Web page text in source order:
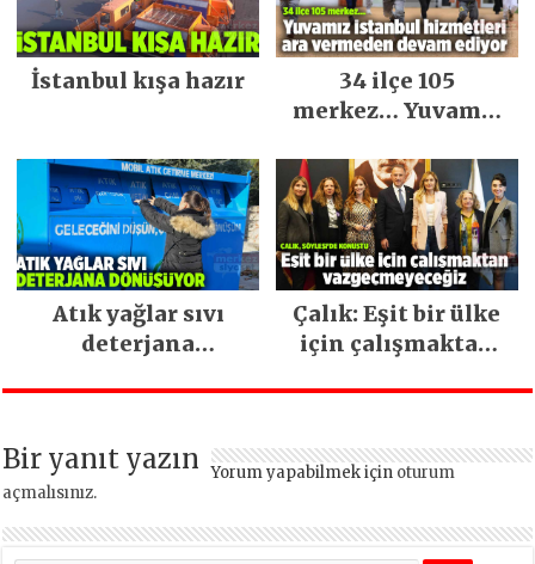
İstanbul kışa hazır
34 ilçe 105
merkez… Yuvamız
ara vermeden
devam ediyor
Atık yağlar sıvı
deterjana
Çalık: Eşit bir ülke
için çalışmaktan
Bir yanıt yazın Yorum yapabilmek için oturum
açmalısınız.